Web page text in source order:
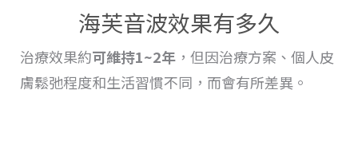
海芙音波效果有多久
治療效果約可維持1~2年 ，但因治療方案、個人皮
膚鬆弛程度和生活習慣不同，而會有所差異。